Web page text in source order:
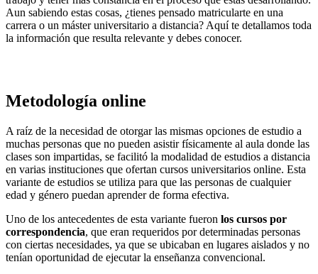
Aun sabiendo estas cosas, ¿tienes pensado matricularte en una
carrera o un máster universitario a distancia? Aquí te detallamos toda
la información que resulta relevante y debes conocer.
Metodología online
A raíz de la necesidad de otorgar las mismas opciones de estudio a
muchas personas que no pueden asistir físicamente al aula donde las
clases son impartidas, se facilitó la modalidad de estudios a distancia
en varias instituciones que ofertan cursos universitarios online. Esta
variante de estudios se utiliza para que las personas de cualquier
edad y género puedan aprender de forma efectiva.
Uno de los antecedentes de esta variante fueron los cursos por
correspondencia, que eran requeridos por determinadas personas
con ciertas necesidades, ya que se ubicaban en lugares aislados y no
tenían oportunidad de ejecutar la enseñanza convencional.